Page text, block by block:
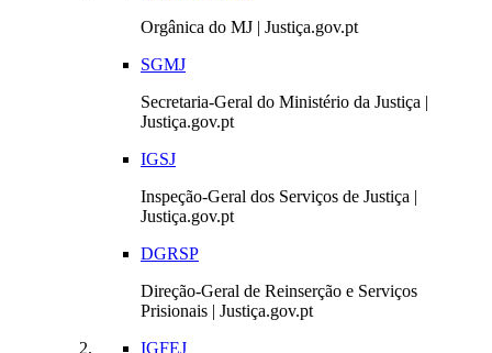
Orgânica do MJ | Justiça.gov.pt
SGMJ
Secretaria-Geral do Ministério da Justiça |
Justiça.gov.pt
IGSJ
Inspeção-Geral dos Serviços de Justiça |
Justiça.gov.pt
DGRSP
Direção-Geral de Reinserção e Serviços
Prisionais | Justiça.gov.pt
IGFEJ